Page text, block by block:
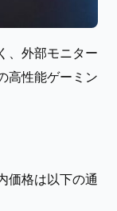
、外部モニター
高性能ゲーミン
価格は以下の通